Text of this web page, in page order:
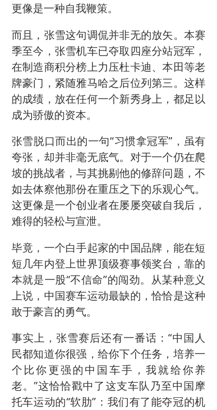
更像是一种自我鞭策。
而且，张雪这句调侃并非无的放矢。本赛
季至今，张雪机车已夺取四座分站冠军，
在制造商积分榜上力压杜卡迪、本田等老
牌豪门，紧随雅马哈之后位列第三。这样
的成绩，放在任何一个新秀身上，都足以
成为骄傲的资本。
张雪脱口而出的一句“习惯拿冠军”，虽有
夸张，却并非毫无底气。对于一个仍在爬
坡的挑战者，与其挑剔他的修辞问题，不
如去体察他那份在重压之下的乐观心气。
这更像是一个创业者在屡屡突破自我后，
难得的轻松与宣泄。
毕竟，一个白手起家的中国品牌，能在短
短几年内登上世界顶级赛事领奖台，靠的
本就是一股“不信命”的闯劲。从某种意义
上说，中国赛车运动最缺的，恰恰是这种
敢于豪言的勇气。
事实上，张雪赛后还有一番话：“中国人
民都知道你很强，给你下个任务，培养一
个比你更强的中国车手，我就给你养
老。”这恰恰戳中了这支车队乃至中国摩
托车运动的“软肋”：我们有了能夺冠的机